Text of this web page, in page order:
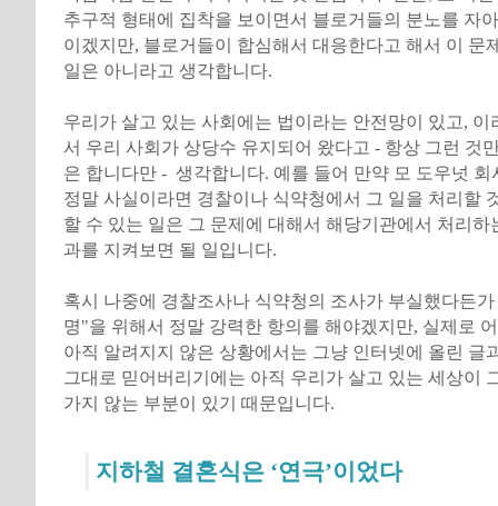
추구적 형태에 집착을 보이면서 블로거들의 분노를 자
이겠지만, 블로거들이 합심해서 대응한다고 해서 이 문
일은 아니라고 생각합니다.
우리가 살고 있는 사회에는 법이라는 안전망이 있고, 이
서 우리 사회가 상당수 유지되어 왔다고 - 항상 그런 것
은 합니다만 - 생각합니다. 예를 들어 만약 모 도우넛 회
정말 사실이라면 경찰이나 식약청에서 그 일을 처리할
할 수 있는 일은 그 문제에 대해서 해당기관에서 처리하
과를 지켜보면 될 일입니다.
혹시 나중에 경찰조사나 식약청의 조사가 부실했다든
명"을 위해서 정말 강력한 항의를 해야겠지만, 실제로
아직 알려지지 않은 상황에서는 그냥 인터넷에 올린 글
그대로 믿어버리기에는 아직 우리가 살고 있는 세상이
가지 않는 부분이 있기 때문입니다.
지하철 결혼식은 ‘연극’이었다